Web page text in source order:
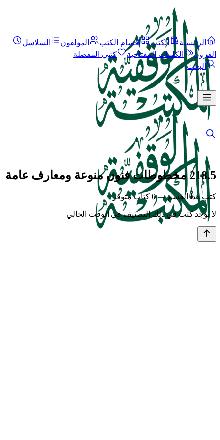
الرئيسية الكتب أقسام الكتب المؤلفون
السلاسل
القرون
الكلمات المفتاحية
كتبي المفضلة
البحث
218.5 مخطوطات فنون منوعة ومعارف عامة
كتب هذا القسم — 0 كتاب متوفر
لا توجد كتب في ذلك التصنيف في الوقت الحالي